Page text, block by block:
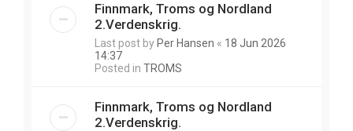
Finnmark, Troms og Nordland
2.Verdenskrig.
Last post by Per Hansen « 18 Jun 2026
14:37
Posted in TROMS
Finnmark, Troms og Nordland
2.Verdenskrig.